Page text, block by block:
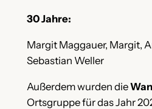
30 Jahre:
Margit Maggauer, Margit,
Sebastian Weller
Außerdem wurden die
Ortsgruppe für das Jahr